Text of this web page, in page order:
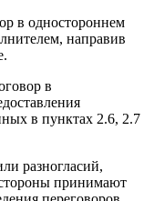
в одностороннем
направив
в
в пунктах 2.6, 2.7
разногласий,
принимают